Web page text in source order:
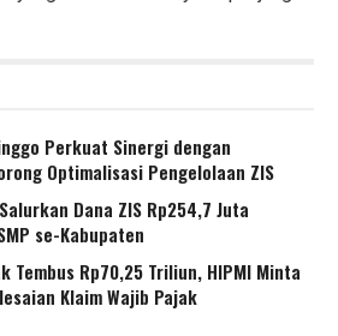
Perkuat Sinergi dengan
Optimalisasi Pengelolaan ZIS
Dana ZIS Rp254,7 Juta
se-Kabupaten
Tembus Rp70,25 Triliun, HIPMI Minta
Klaim Wajib Pajak